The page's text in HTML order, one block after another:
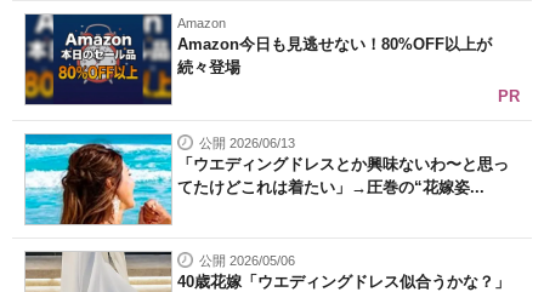
Amazon
Amazon今日も見逃せない！80%OFF以上が
続々登場
PR
公開 2026/06/13
「ウエディングドレスとか興味ないわ〜と思っ
てたけどこれは着たい」→圧巻の“花嫁姿...
公開 2026/05/06
40歳花嫁「ウエディングドレス似合うかな？」